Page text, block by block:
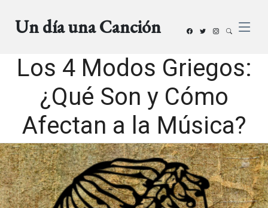
Un día una Canción
Los 4 Modos Griegos:
¿Qué Son y Cómo
Afectan a la Música?